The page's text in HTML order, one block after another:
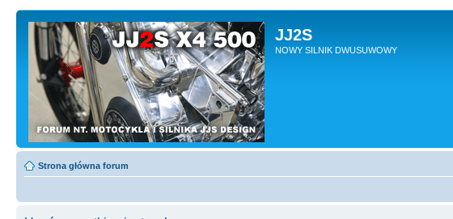
JJ2S
NOWY SILNIK DWUSUWOWY
Strona główna forum